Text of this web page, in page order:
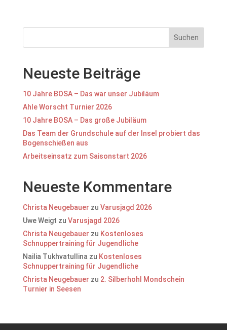
Suchen
Neueste Beiträge
10 Jahre BOSA – Das war unser Jubiläum
Ahle Worscht Turnier 2026
10 Jahre BOSA – Das große Jubiläum
Das Team der Grundschule auf der Insel probiert das
Bogenschießen aus
Arbeitseinsatz zum Saisonstart 2026
Neueste Kommentare
Christa Neugebauer zu Varusjagd 2026
Uwe Weigt zu Varusjagd 2026
Christa Neugebauer zu Kostenloses
Schnuppertraining für Jugendliche
Nailia Tukhvatullina zu Kostenloses
Schnuppertraining für Jugendliche
Christa Neugebauer zu 2. Silberhohl Mondschein
Turnier in Seesen